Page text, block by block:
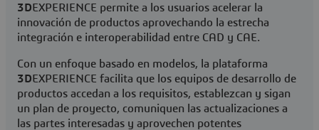
3DEXPERIENCE permite a los usuarios acelerar la
innovación de productos aprovechando la estrecha
integración e interoperabilidad entre CAD y CAE.
Con un enfoque basado en modelos, la plataforma
3DEXPERIENCE facilita que los equipos de desarrollo de
productos accedan a los requisitos, establezcan y sigan
un plan de proyecto, comuniquen las actualizaciones a
las partes interesadas y aprovechen potentes